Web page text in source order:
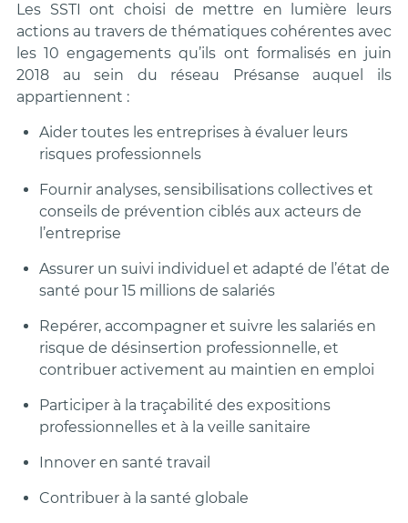
Les SSTI ont choisi de mettre en lumière leurs
actions au travers de thématiques cohérentes avec
les 10 engagements qu’ils ont formalisés en juin
2018 au sein du réseau Présanse auquel ils
appartiennent :
Aider toutes les entreprises à évaluer leurs
risques professionnels
Fournir analyses, sensibilisations collectives et
conseils de prévention ciblés aux acteurs de
l’entreprise
Assurer un suivi individuel et adapté de l’état de
santé pour 15 millions de salariés
Repérer, accompagner et suivre les salariés en
risque de désinsertion professionnelle, et
contribuer activement au maintien en emploi
Participer à la traçabilité des expositions
professionnelles et à la veille sanitaire
Innover en santé travail
Contribuer à la santé globale